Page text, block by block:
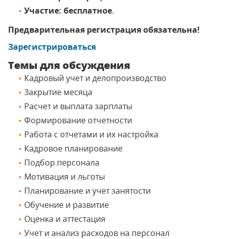
Участие: бесплатное.
Предварительная регистрация обязательна!
Зарегистрироваться
Темы для обсуждения
Кадровый учет и делопроизводство
Закрытие месяца
Расчет и выплата зарплаты
Формирование отчетности
Работа с отчетами и их настройка
Кадровое планирование
Подбор персонала
Мотивация и льготы
Планирование и учет занятости
Обучение и развитие
Оценка и аттестация
Учет и анализ расходов на персонал